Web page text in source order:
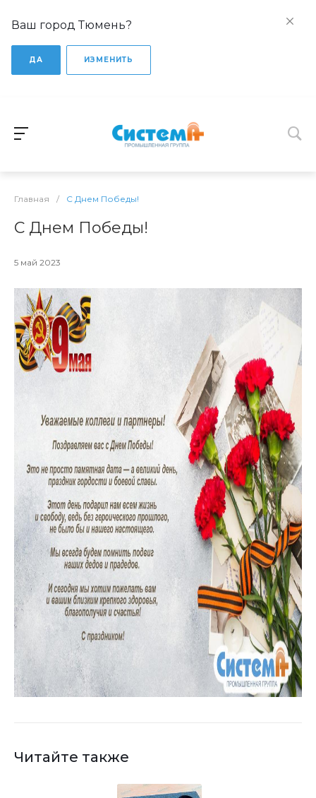
Ваш город Тюмень?
ДА ИЗМЕНИТЬ
Главная / С Днем Победы!
С Днем Победы!
5 май 2023
Читайте также